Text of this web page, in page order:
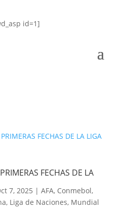
id=1]
FECHAS DE LA
7, 2025 | AFA, Conmebol,
, Liga de Naciones, Mundial